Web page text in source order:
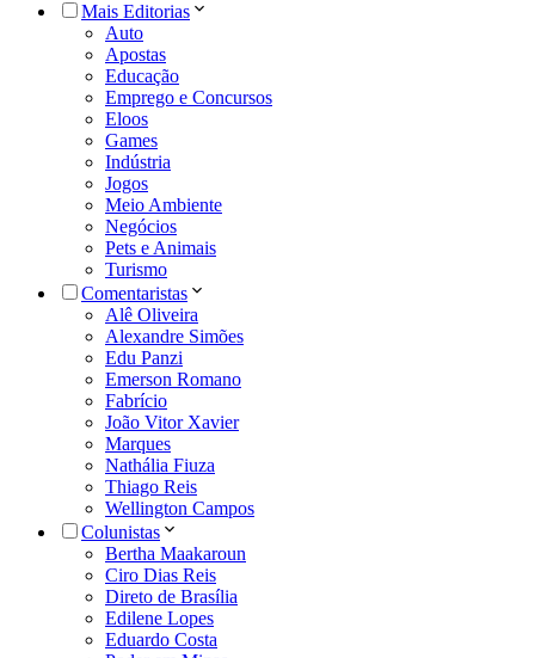
Mais Editorias
Auto
Apostas
Educação
Emprego e Concursos
Eloos
Games
Indústria
Jogos
Meio Ambiente
Negócios
Pets e Animais
Turismo
Comentaristas
Alê Oliveira
Alexandre Simões
Edu Panzi
Emerson Romano
Fabrício
João Vitor Xavier
Marques
Nathália Fiuza
Thiago Reis
Wellington Campos
Colunistas
Bertha Maakaroun
Ciro Dias Reis
Direto de Brasília
Edilene Lopes
Eduardo Costa